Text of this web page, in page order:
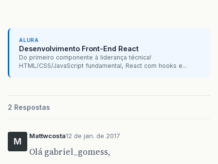
ALURA
Desenvolvimento Front-End React
Do primeiro componente à liderança técnica!
HTML/CSS/JavaScript fundamental, React com hooks e...
2 Respostas
M
Mattwcosta12 de jan. de 2017
Olá gabriel_gomess,